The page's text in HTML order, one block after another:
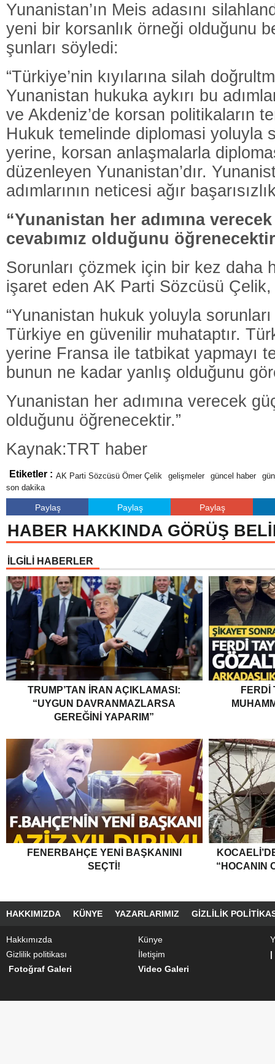
Yunanistan’ın Meis adasını
yeni bir korsanlık örneği olduğunu
şunları söyledi:
“Türkiye’nin kıyılarına silah
Yunanistan hukuka aykırı bu
ve Akdeniz’de korsan politikaların
Hukuk temelinde diplomasi yoluyla
yerine, korsan anlaşmalarla
düzenleyen Yunanistan’dır.
adımlarının neticesi ağır
“Yunanistan her adımına
cevabımız olduğunu
Sorunları çözmek için bir kez daha
işaret eden AK Parti Sözcüsü
“Yunanistan hukuk yoluyla
Türkiye en güvenilir muhataptır.
yerine Fransa ile tatbikat yapmayı
bunun ne kadar yanlış olduğunu
Yunanistan her adımına verecek
olduğunu öğrenecektir.”
Kaynak:TRT haber
Etiketler : AK Parti Sözcüsü Ömer Çelik gelişmeler güncel haber
son dakika
Paylaş Paylaş Paylaş
HABER HAKKINDA GÖRÜŞ
İLGİLİ HABERLER
TRUMP’TAN İRAN AÇIKLAMASI:
“UYGUN DAVRANMAZLARSA
GEREĞINI YAPARIM”
FERDI
FENERBAHÇE YENI BAŞKANINI
SEÇTI!
“HOCANIN
HAKKIMIZDA KÜNYE YAZARLARIMIZ GIZLILIK
Hakkımızda Künye
Gizlilik politikası
İletişim
|
Fotoğraf Galeri
Video Galeri